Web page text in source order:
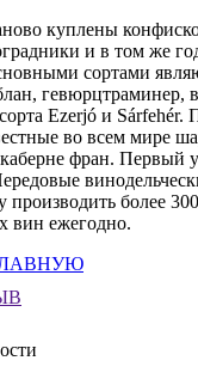
куплены
и в том же
сортами
гевюрцтраминер,
Ezerjó и
во всем мире
фран. Первый
производить более
вин ежегодно.